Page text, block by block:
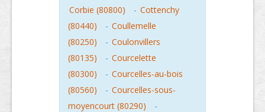
Corbie (80800)
- Cottenchy
(80440)
- Coullemelle
(80250)
- Coulonvillers
(80135)
- Courcelette
(80300)
- Courcelles-au-bois
(80560)
- Courcelles-sous-
moyencourt (80290)
-